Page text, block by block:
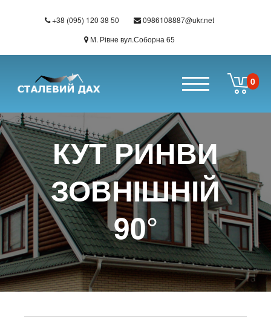
Перейти до основного вмісту
+38 (095) 120 38 50
0986108887@ukr.net
М. Рівне вул.Соборна 65
0
КУТ РИНВИ
ЗОВНІШНІЙ
90°